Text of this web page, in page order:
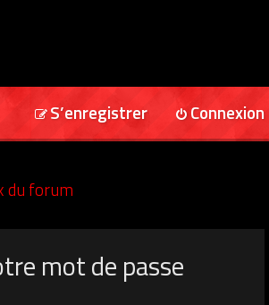
Connexion
S’enregistrer
du forum
mot de passe